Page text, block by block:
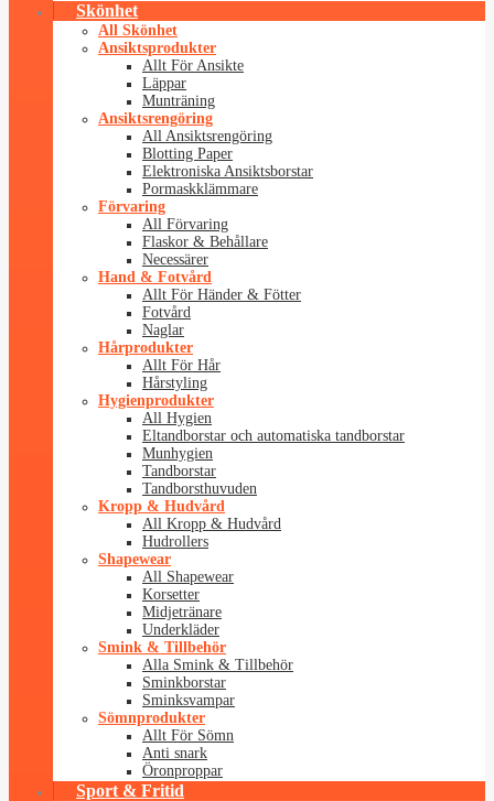
Skönhet
All Skönhet
Ansiktsprodukter
Allt För Ansikte
Läppar
Munträning
Ansiktsrengöring
All Ansiktsrengöring
Blotting Paper
Elektroniska Ansiktsborstar
Pormaskklämmare
Förvaring
All Förvaring
Flaskor & Behållare
Necessärer
Hand & Fotvård
Allt För Händer & Fötter
Fotvård
Naglar
Hårprodukter
Allt För Hår
Hårstyling
Hygienprodukter
All Hygien
Eltandborstar och automatiska tandborstar
Munhygien
Tandborstar
Tandborsthuvuden
Kropp & Hudvård
All Kropp & Hudvård
Hudrollers
Shapewear
All Shapewear
Korsetter
Midjetränare
Underkläder
Smink & Tillbehör
Alla Smink & Tillbehör
Sminkborstar
Sminksvampar
Sömnprodukter
Allt För Sömn
Anti snark
Öronproppar
Sport & Fritid